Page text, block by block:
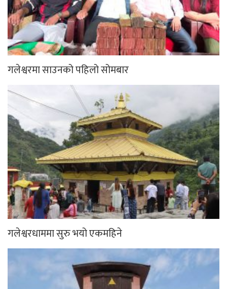
गलेश्वरमा साउनको पहिलो सोमबार
गलेश्वरधाममा सुरु भयो एकमहिने